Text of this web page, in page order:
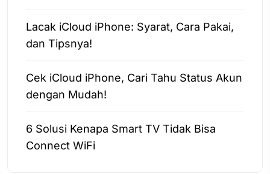
Lacak iCloud iPhone: Syarat, Cara Pakai,
dan Tipsnya!
Cek iCloud iPhone, Cari Tahu Status Akun
dengan Mudah!
6 Solusi Kenapa Smart TV Tidak Bisa
Connect WiFi